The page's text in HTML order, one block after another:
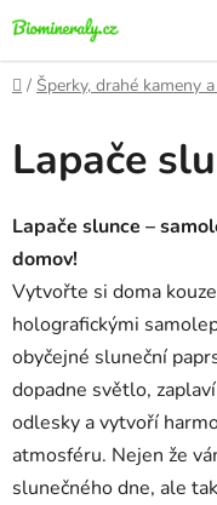
Přejít
na
obsah
Domů
/ Šperky, drahé kameny
Lapače
Lapače slunce –
domov!
Vytvořte si doma
holografickými
obyčejné sluneční
dopadne světlo,
odlesky a vytvoří
atmosféru. Nejen že
slunečného dne, ale